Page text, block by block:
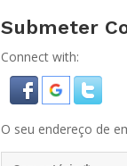
Submeter
Connect with:
O seu endereço de